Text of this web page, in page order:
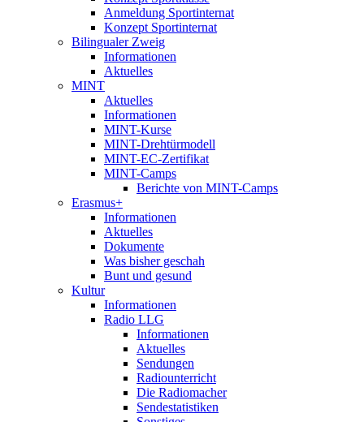
Anmeldung Sportinternat
Konzept Sportinternat
Bilingualer Zweig
Informationen
Aktuelles
MINT
Aktuelles
Informationen
MINT-Kurse
MINT-Drehtürmodell
MINT-EC-Zertifikat
MINT-Camps
Berichte von MINT-Camps
Erasmus+
Informationen
Aktuelles
Dokumente
Was bisher geschah
Bunt und gesund
Kultur
Informationen
Radio LLG
Informationen
Aktuelles
Sendungen
Radiounterricht
Die Radiomacher
Sendestatistiken